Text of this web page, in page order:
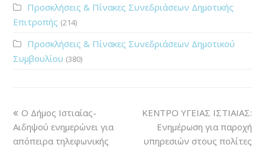
Προσκλήσεις & Πίνακες Συνεδριάσεων Δημοτικής
Επιτροπής (214)
Προσκλήσεις & Πίνακες Συνεδριάσεων Δημοτικού
Συμβουλίου (380)
Ο Δήμος Ιστιαίας-
Αιδηψού ενημερώνει για
απόπειρα τηλεφωνικής
ΚΕΝΤΡΟ ΥΓΕΙΑΣ ΙΣΤΙΑΙΑΣ:
Ενημέρωση για παροχή
υπηρεσιών στους πολίτες